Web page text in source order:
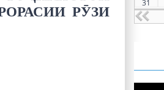
РӮЗИ
31